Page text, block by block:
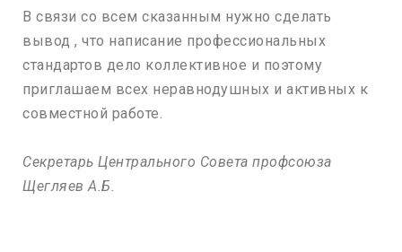
В связи со всем сказанным нужно сделать
вывод , что написание профессиональных
стандартов дело коллективное и поэтому
приглашаем всех неравнодушных и активных к
совместной работе.
Секретарь Центрального Совета профсоюза
Щегляев А.Б.